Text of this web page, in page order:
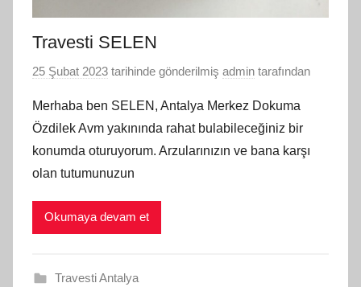
Travesti SELEN
25 Şubat 2023 tarihinde gönderilmiş admin tarafından
Merhaba ben SELEN, Antalya Merkez Dokuma
Özdilek Avm yakınında rahat bulabileceğiniz bir
konumda oturuyorum. Arzularınızın ve bana karşı
olan tutumunuzun
Okumaya devam et
Travesti Antalya